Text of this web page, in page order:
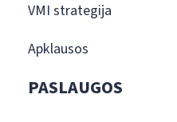
VMI strategija
Apklausos
PASLAUGOS